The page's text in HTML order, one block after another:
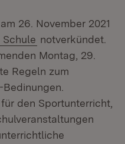
26. November 2021
Schule (Öffnet in neuem
notverkündet.
Montag, 29.
Regeln zum
den Sportunterricht,